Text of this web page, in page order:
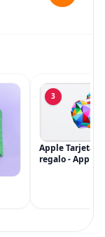
3
Apple Tarjeta
regalo - App